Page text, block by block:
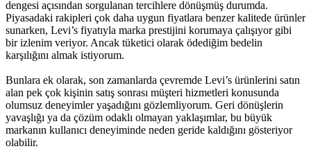
dengesi açısından sorgulanan tercihlere dönüşmüş durumda.
Piyasadaki rakipleri çok daha uygun fiyatlara benzer kalitede ürünler
sunarken, Levi’s fiyatıyla marka prestijini korumaya çalışıyor gibi
bir izlenim veriyor. Ancak tüketici olarak ödediğim bedelin
karşılığını almak istiyorum.
Bunlara ek olarak, son zamanlarda çevremde Levi’s ürünlerini satın
alan pek çok kişinin satış sonrası müşteri hizmetleri konusunda
olumsuz deneyimler yaşadığını gözlemliyorum. Geri dönüşlerin
yavaşlığı ya da çözüm odaklı olmayan yaklaşımlar, bu büyük
markanın kullanıcı deneyiminde neden geride kaldığını gösteriyor
olabilir.